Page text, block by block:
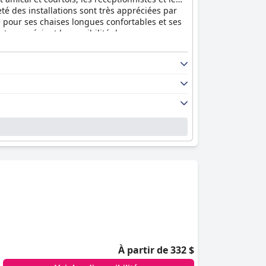
des installations sont très appréciées par
ses chaises longues confortables et ses
apprécient la possibilité de se garer sur
s'accordent à dire que l'hôtel propose
est une excellente option pour les voyageurs
À partir de 332 $